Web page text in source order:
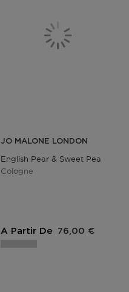
JO MALONE LONDON
English Pear & Sweet Pea
Cologne
A Partir De 76,00 €